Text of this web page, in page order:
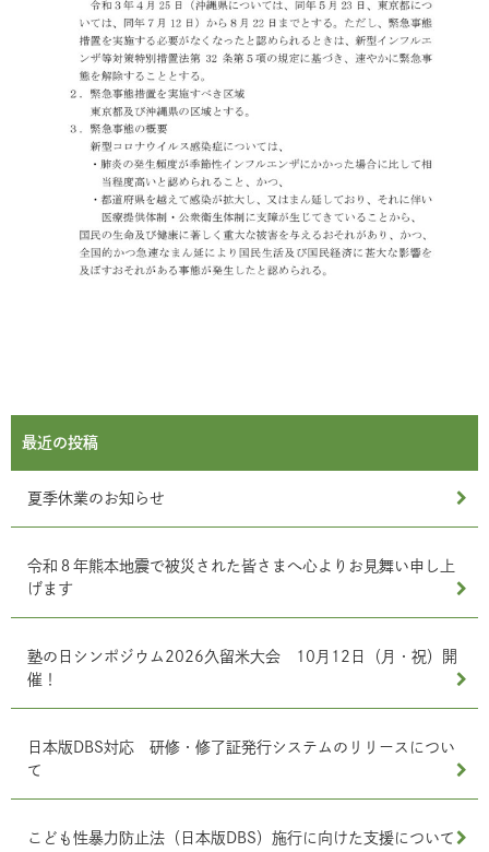
最近の投稿
夏季休業のお知らせ
令和８年熊本地震で被災された皆さまへ心よりお見舞い申し上
げます
塾の日シンポジウム2026久留米大会 10月12日（月・祝）開
催！
日本版DBS対応 研修・修了証発行システムのリリースについ
て
こども性暴力防止法（日本版DBS）施行に向けた支援について